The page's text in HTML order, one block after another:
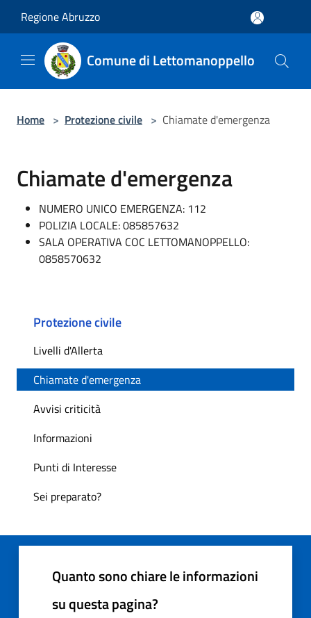
Regione Abruzzo
Comune di Lettomanoppello
Home > Protezione civile > Chiamate d'emergenza
Chiamate d'emergenza
NUMERO UNICO EMERGENZA: 112
POLIZIA LOCALE: 085857632
SALA OPERATIVA COC LETTOMANOPPELLO:
0858570632
Protezione civile
Livelli d'Allerta
Chiamate d'emergenza
Avvisi criticità
Informazioni
Punti di Interesse
Sei preparato?
Quanto sono chiare le informazioni
su questa pagina?